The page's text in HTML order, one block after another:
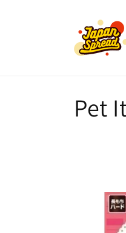
م
Pet